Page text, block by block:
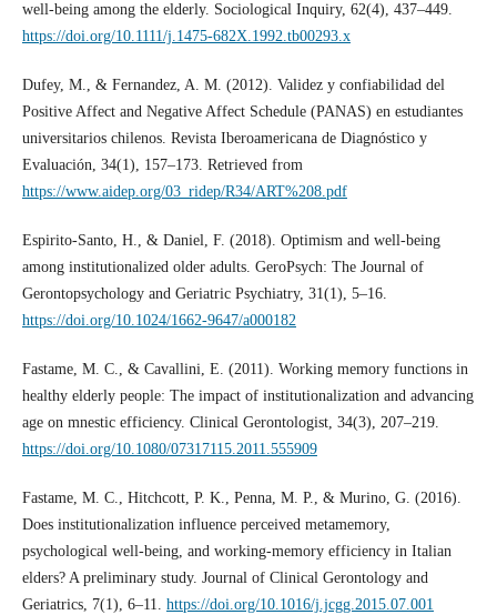
well-being among the elderly. Sociological Inquiry, 62(4), 437–449.
https://doi.org/10.1111/j.1475-682X.1992.tb00293.x
Dufey, M., & Fernandez, A. M. (2012). Validez y confiabilidad del
Positive Affect and Negative Affect Schedule (PANAS) en estudiantes
universitarios chilenos. Revista Iberoamericana de Diagnóstico y
Evaluación, 34(1), 157–173. Retrieved from
https://www.aidep.org/03_ridep/R34/ART%208.pdf
Espirito-Santo, H., & Daniel, F. (2018). Optimism and well-being
among institutionalized older adults. GeroPsych: The Journal of
Gerontopsychology and Geriatric Psychiatry, 31(1), 5–16.
https://doi.org/10.1024/1662-9647/a000182
Fastame, M. C., & Cavallini, E. (2011). Working memory functions in
healthy elderly people: The impact of institutionalization and advancing
age on mnestic efficiency. Clinical Gerontologist, 34(3), 207–219.
https://doi.org/10.1080/07317115.2011.555909
Fastame, M. C., Hitchcott, P. K., Penna, M. P., & Murino, G. (2016).
Does institutionalization influence perceived metamemory,
psychological well-being, and working-memory efficiency in Italian
elders? A preliminary study. Journal of Clinical Gerontology and
Geriatrics, 7(1), 6–11. https://doi.org/10.1016/j.jcgg.2015.07.001